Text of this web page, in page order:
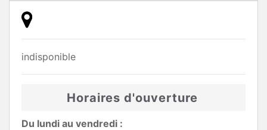
indisponible
Horaires d'ouverture
Du lundi au vendredi :